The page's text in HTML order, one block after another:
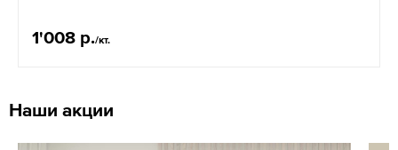
1'008 р./кт.
Наши акции